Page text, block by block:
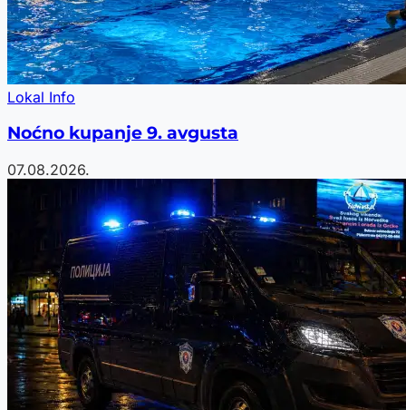
Lokal Info
Noćno kupanje 9. avgusta
07.08.2026.